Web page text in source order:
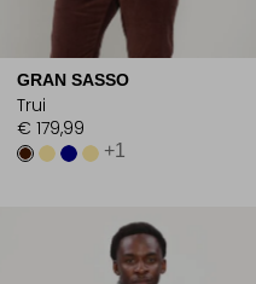
GRAN SASSO
Trui
€ 179,99
+1